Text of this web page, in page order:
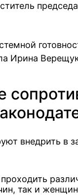
Ирина
внедрить в
так и